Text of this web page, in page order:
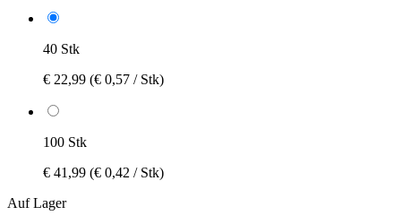
40 Stk
€ 22,99 (€ 0,57 / Stk)
100 Stk
€ 41,99 (€ 0,42 / Stk)
Auf Lager